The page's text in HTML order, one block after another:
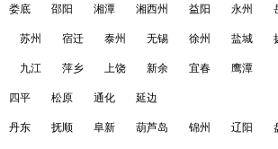
娄底 邵阳 湘潭 湘西州 益阳 永州
苏州 宿迁 泰州 无锡 徐州 盐城
九江 萍乡 上饶 新余 宜春 鹰潭
四平 松原 通化 延边
丹东 抚顺 阜新 葫芦岛 锦州 辽阳